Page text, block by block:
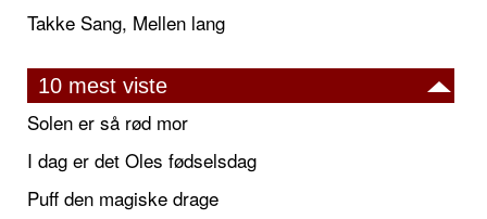
Takke Sang, Mellen lang
10 mest viste
Solen er så rød mor
I dag er det Oles fødselsdag
Puff den magiske drage